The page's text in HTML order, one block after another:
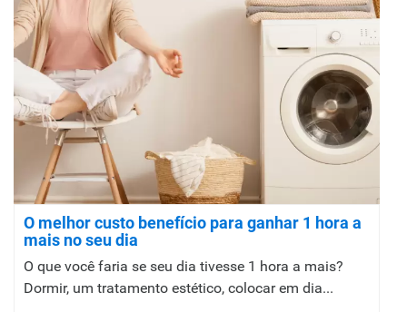
O melhor custo benefício para ganhar 1 hora a
mais no seu dia
O que você faria se seu dia tivesse 1 hora a mais?
Dormir, um tratamento estético, colocar em dia...